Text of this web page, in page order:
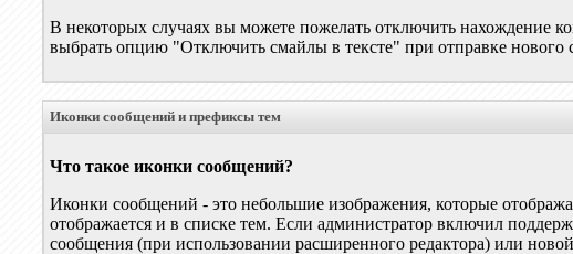
В некоторых случаях вы можете пожелать отключить нахождение
выбрать опцию "Отключить смайлы в тексте" при отправке нового
Иконки сообщений и префиксы тем
Что такое иконки сообщений?
Иконки сообщений - это небольшие изображения, которые
отображается и в списке тем. Если администратор включил
сообщения (при использовании расширенного редактора) или